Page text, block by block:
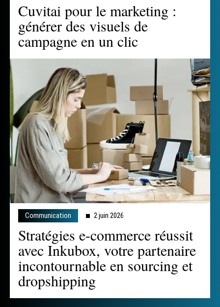
Cuvitai pour le marketing :
générer des visuels de
campagne en un clic
Communication 2 juin 2026
Stratégies e-commerce réussit
avec Inkubox, votre partenaire
incontournable en sourcing et
dropshipping